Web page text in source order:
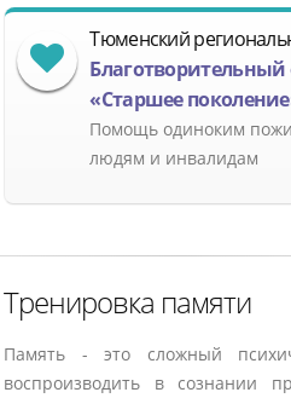
Тюменский
«Старшее
Помощь одиноким
людям и инвалидам
Тренировка памяти
Память - это сложный
воспроизводить в сознании